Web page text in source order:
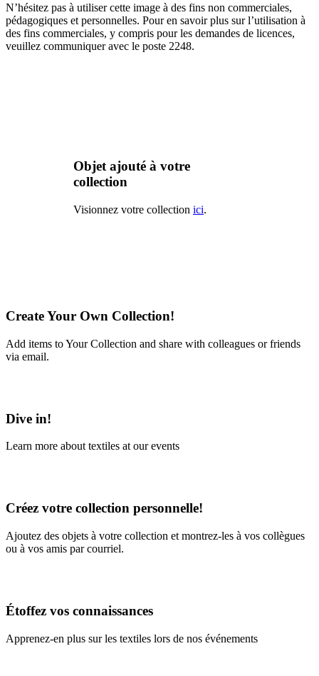
N’hésitez pas à utiliser cette image à des fins non commerciales,
pédagogiques et personnelles. Pour en savoir plus sur l’utilisation à
des fins commerciales, y compris pour les demandes de licences,
veuillez communiquer avec le poste 2248.
Objet ajouté à votre
collection
Visionnez votre collection ici.
Create Your Own Collection!
Add items to Your Collection and share with colleagues or friends
via email.
Dive in!
Learn more about textiles at our events
Créez votre collection personnelle!
Ajoutez des objets à votre collection et montrez-les à vos collègues
ou à vos amis par courriel.
Étoffez vos connaissances
Apprenez-en plus sur les textiles lors de nos événements